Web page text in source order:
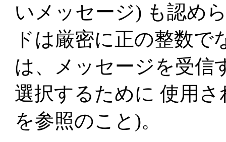
いメッセージ) も認め
ドは厳密に正の整数
は、メッセージを受信
選択するために 使用
を参照のこと)。